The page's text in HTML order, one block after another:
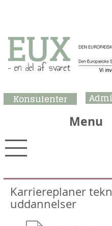
Konsulenter
Menu
Karriereplaner
uddannelser